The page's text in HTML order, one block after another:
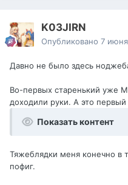
K03JIRN
Опубликовано 7 июня
Давно не было здесь
Во-первых старенький уже
доходили руки. А это
Показать контент
Тяжеблядки меня конечно в
пофиг.